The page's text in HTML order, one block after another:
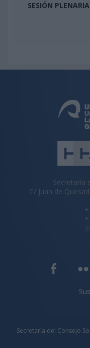
SESIÓN
Secretaría
C/ Juan de
Secretaría del Consejo